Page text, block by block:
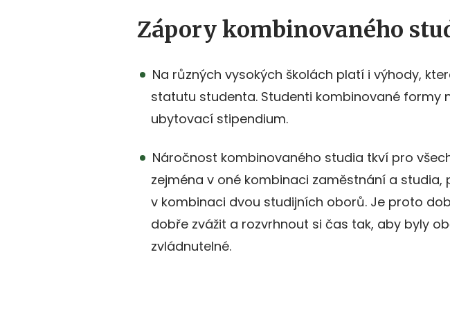
Zápory kombinovaného
Na různých vysokých školách platí i výhody,
statutu studenta. Studenti kombinované formy
ubytovací stipendium.
Náročnost kombinovaného studia tkví pro
zejména v oné kombinaci zaměstnání a studia,
v kombinaci dvou studijních oborů. Je proto
dobře zvážit a rozvrhnout si čas tak, aby byly
zvládnutelné.